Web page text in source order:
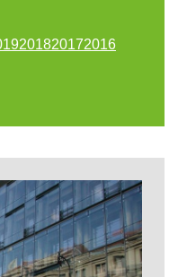
201820172016